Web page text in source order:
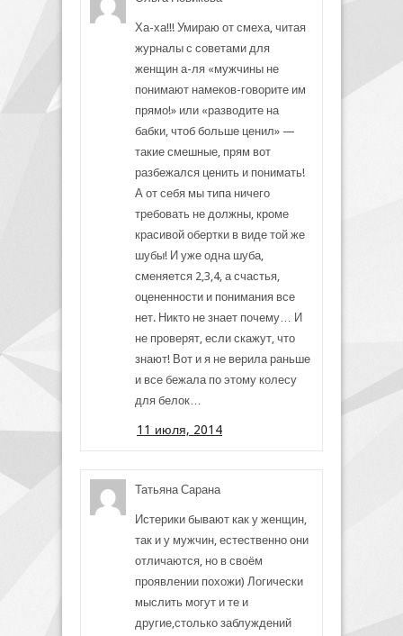
Ха-ха!!! Умираю от смеха, читая
журналы с советами для
женщин а-ля «мужчины не
понимают намеков-говорите им
прямо!» или «разводите на
бабки, чтоб больше ценил» —
такие смешные, прям вот
разбежался ценить и понимать!
А от себя мы типа ничего
требовать не должны, кроме
красивой обертки в виде той же
шубы! И уже одна шуба,
сменяется 2,3,4, а счастья,
оцененности и понимания все
нет. Никто не знает почему… И
не проверят, если скажут, что
знают! Вот и я не верила раньше
и все бежала по этому колесу
для белок…
11 июля, 2014
Татьяна Сарана
Истерики бывают как у женщин,
так и у мужчин, естественно они
отличаются, но в своём
проявлении похожи) Логически
мыслить могут и те и
другие,столько заблуждений